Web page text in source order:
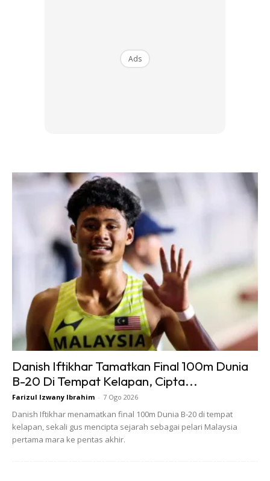
aku tahun depan. Nak buat rayuan. Aku buat cam ni sebab
nak tak nak duit tu akan dipotong jugak. So aku xde la rasa
cam berat nak simpan dan selalunya aku lupa yg aku ada
potong untuk tabung haji ni.
2. Simpan Asb
Sama mcm kat atas. Aku potong rm200 setiap bulan. One
thing pasal asb ni nak keluarkan susah so aku mmg x pernah
kacau duit ni. Asb ni pon aku selalu lupa aku ada savings. So
dekat tabung haji dgn asb ni je. Setahun aku dah ada
rm9600 untuk each account. Aku dah kerja almost 4 years.
So boleh kira sendiri laa kan.
Ads
Danish Iftikhar Tamatkan Final 100m Dunia
B-20 Di Tempat Kelapan, Cipta...
Farizul Izwany Ibrahim - 7 Ogo 2026
Danish Iftikhar menamatkan final 100m Dunia B-20 di tempat
kelapan, sekali gus mencipta sejarah sebagai pelari Malaysia
pertama mara ke pentas akhir.